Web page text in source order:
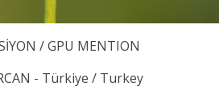
/ GPU MENTION
- Türkiye / Turkey